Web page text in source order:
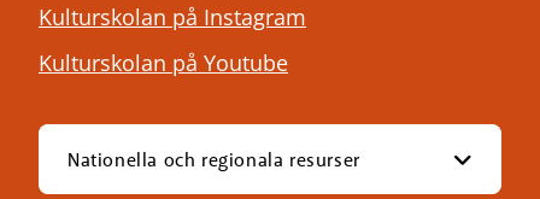
Kulturskolan på Instagram
Kulturskolan på Youtube
Nationella och regionala resurser